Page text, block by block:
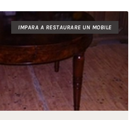
IMPARA A RESTAURARE UN MOBILE